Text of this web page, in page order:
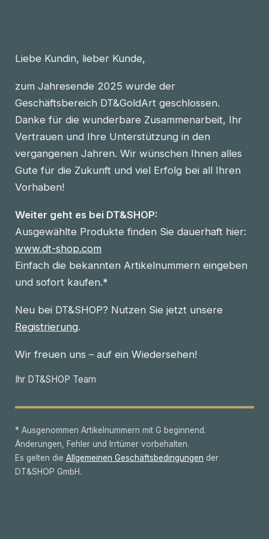
Liebe Kundin, lieber Kunde,
zum Jahresende 2025 wurde der
Geschäftsbereich DT&GoldArt geschlossen.
Danke für die wunderbare Zusammenarbeit, Ihr
Vertrauen und Ihre Unterstützung in den
vergangenen Jahren. Wir wünschen Ihnen alles
Gute für die Zukunft und viel Erfolg bei all Ihren
Vorhaben!
Weiter geht es bei DT&SHOP:
Ausgewählte Produkte finden Sie dauerhaft hier:
www.dt-shop.com
Einfach die bekannten Artikelnummern eingeben
und sofort kaufen.*
Neu bei DT&SHOP? Nutzen Sie jetzt unsere
Registrierung.
Wir freuen uns – auf ein Wiedersehen!
Ihr DT&SHOP Team
* Ausgenommen Artikelnummern mit G beginnend.
Änderungen, Fehler und Irrtümer vorbehalten.
Es gelten die Allgemeinen Geschäftsbedingungen der
DT&SHOP GmbH.